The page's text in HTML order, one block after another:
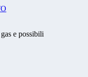
e possibili